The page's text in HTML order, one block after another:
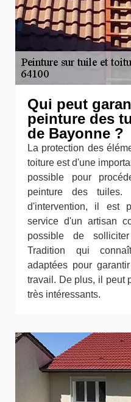
Qui peut
peinture des
de Bayonne ?
La protection des
toiture est d'une
possible pour
peinture des tuiles.
d'intervention, il est
service d'un artisan
possible de
Tradition qui
adaptées pour
travail. De plus, il peut
très intéressants.